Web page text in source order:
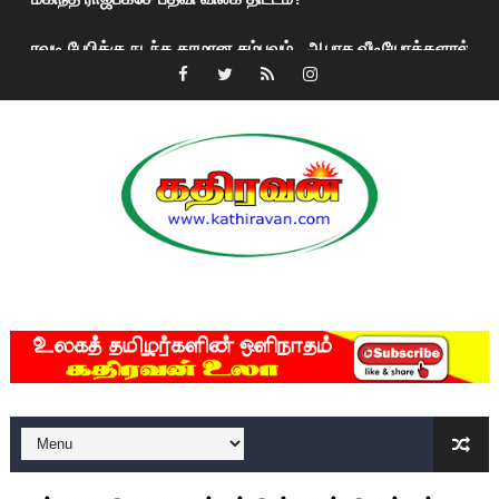
காணாமல் போகும் பிள்ளையார்கள்!
யாழில் தமிழின தலைவர் பிரபாகரனின் பிறந்தநாளை
ஏர்போர்ட்டில் உதைத்த நபர் யார், என்ன நடந்தது?: உண்மையை
01/11/2021 Scotland ல் நடைபெறும் கண்டனப்
பாலச்சந்திரன் மற்றும் தன்னிடம் படித்த மாணவர்கள் தொடர்பில்
பிரிட்டனால் கடத்தப்படும் நிலையில் இலங்கைத் தமிழ் குடும்பம்!!
வர்ராரு...வர்ராரு... அண்ணாத்த : ரஜினிக்காக இலங்கை